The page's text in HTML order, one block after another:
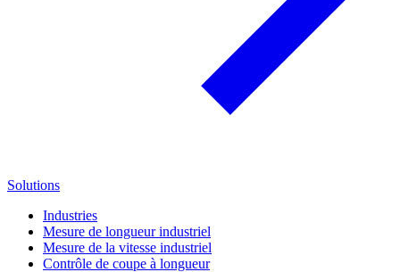
Solutions
Industries
Mesure de longueur industriel
Mesure de la vitesse industriel
Contrôle de coupe à longueur